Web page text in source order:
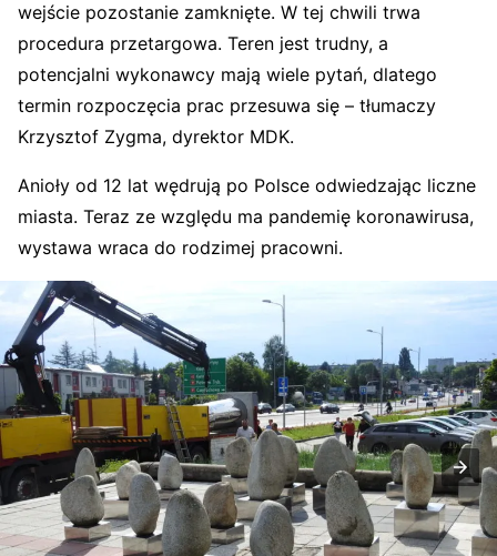
wejście pozostanie zamknięte. W tej chwili trwa
procedura przetargowa. Teren jest trudny, a
potencjalni wykonawcy mają wiele pytań, dlatego
termin rozpoczęcia prac przesuwa się – tłumaczy
Krzysztof Zygma, dyrektor MDK.
Anioły od 12 lat wędrują po Polsce odwiedzając liczne
miasta. Teraz ze względu ma pandemię koronawirusa,
wystawa wraca do rodzimej pracowni.